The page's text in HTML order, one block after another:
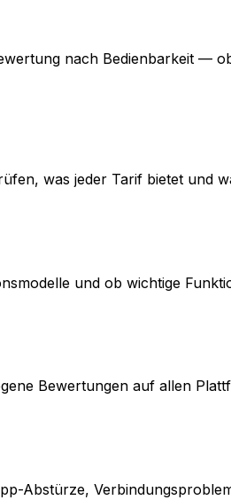
nach Bedienbarkeit
was jeder Tarif bietet und
und ob wichtige
Bewertungen auf allen
Abstürze,